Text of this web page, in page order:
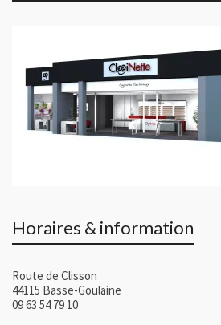
Horaires & information
Route de Clisson
44115 Basse-Goulaine
09 63 54 79 10